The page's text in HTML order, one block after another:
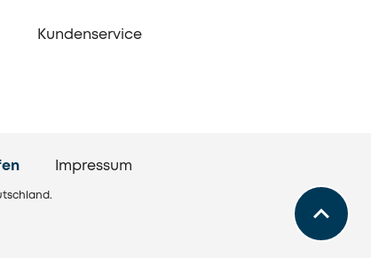
Kundenservice
Impressum
Zurück